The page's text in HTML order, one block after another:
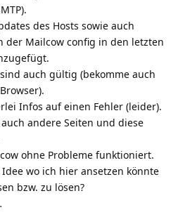
des Hosts sowie auch
der Mailcow config in den letzten
auch gültig (bekomme auch
Infos auf einen Fehler (leider).
auch andere Seiten und diese
ohne Probleme funktioniert.
wo ich hier ansetzen könnte
bzw. zu lösen?